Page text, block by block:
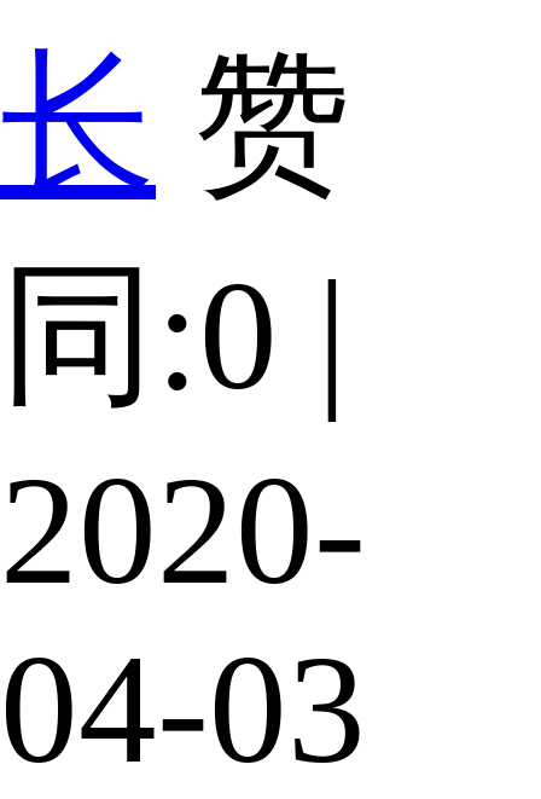
长 赞
同:0 |
2020-
04-03